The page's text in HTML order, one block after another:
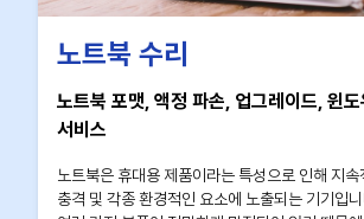
노트북 수리
노트북 포맷, 액정 파손, 업그레이드, 윈
서비스
노트북은 휴대용 제품이라는 특성으로 인해 지속
충격 및 각종 환경적인 요소에 노출되는 기기입